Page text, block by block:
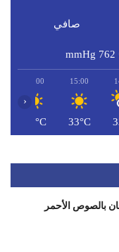
صافي
762
mmHg
15:00
33°C
16:00
33°C
‹
بالصوص الأحمر